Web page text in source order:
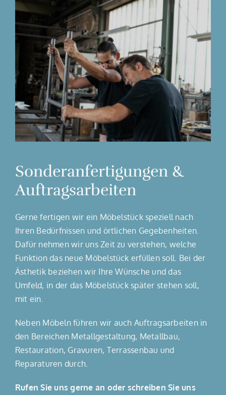
Sonderanfertigungen &
Auftragsarbeiten
Gerne fertigen wir ein Möbelstück speziell nach
Ihren Bedürfnissen und örtlichen Gegebenheiten.
Dafür nehmen wir uns Zeit zu verstehen, welche
Funktion das neue Möbelstück erfüllen soll. Bei der
Ästhetik beziehen wir Ihre Wünsche und das
Umfeld, in der das Möbelstück später stehen soll,
mit ein.
Neben Möbeln führen wir auch Auftragsarbeiten in
den Bereichen Metallgestaltung, Metallbau,
Restauration, Gravuren, Terrassenbau und
Reparaturen durch.
Rufen Sie uns gerne an oder schreiben Sie uns